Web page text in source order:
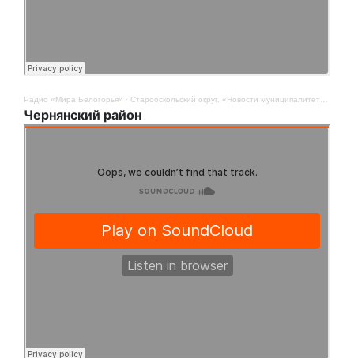
Радио «Мира Белогорья» · Старооскольский округ. «Новости муниципалитетов». 12 августа
Чернянский район